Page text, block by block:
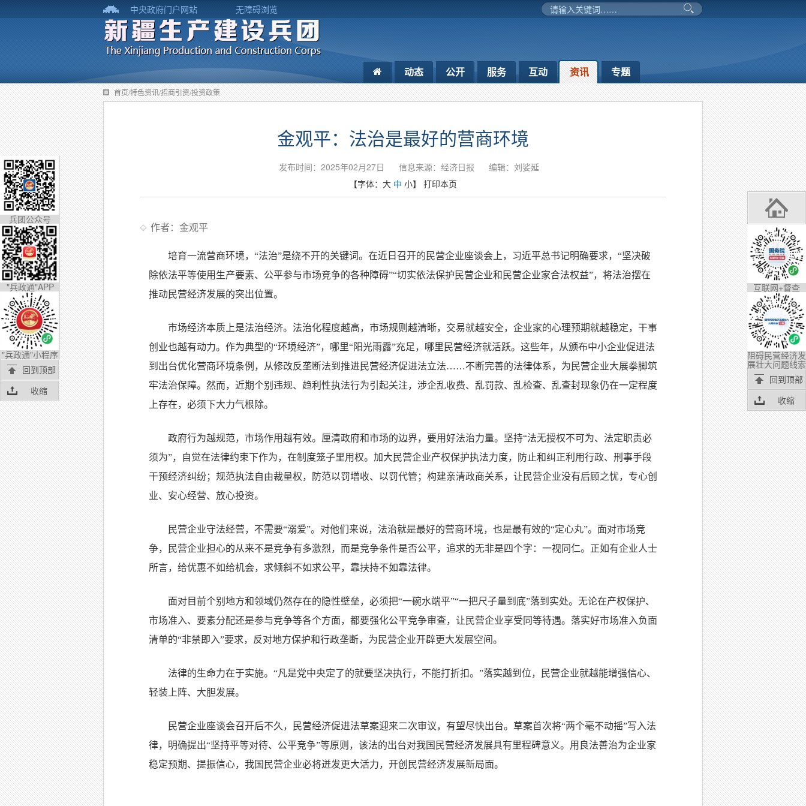
中央政府门户网站 无障碍浏览
动态 公开 服务 互动 资讯 专题
首页/特色资讯/招商引资/投资政策
金观平：法治是最好的营商环境
发布时间：2025年02月27日 信息来源：经济日报
编辑：刘娑延
【字体： 大 中 小】 打印本页
作者：金观平
培育一流营商环境，“法治”是绕不开的关键词。在近日召开的民营企业座谈会上，习近平总书记明确要求，“坚决破
除依法平等使用生产要素、公平参与市场竞争的各种障碍”“切实依法保护民营企业和民营企业家合法权益”，将法治摆在
推动民营经济发展的突出位置。
市场经济本质上是法治经济。法治化程度越高，市场规则越清晰，交易就越安全，企业家的心理预期就越稳定，干事
创业也越有动力。作为典型的“环境经济”，哪里“阳光雨露”充足，哪里民营经济就活跃。这些年，从颁布中小企业促进法
到出台优化营商环境条例，从修改反垄断法到推进民营经济促进法立法……不断完善的法律体系，为民营企业大展拳脚筑
牢法治保障。然而，近期个别违规、趋利性执法行为引起关注，涉企乱收费、乱罚款、乱检查、乱查封现象仍在一定程度
上存在，必须下大力气根除。
政府行为越规范，市场作用越有效。厘清政府和市场的边界，要用好法治力量。坚持“法无授权不可为、法定职责必
须为”，自觉在法律约束下作为，在制度笼子里用权。加大民营企业产权保护执法力度，防止和纠正利用行政、刑事手段
干预经济纠纷；规范执法自由裁量权，防范以罚增收、以罚代管；构建亲清政商关系，让民营企业没有后顾之忧，专心创
业、安心经营、放心投资。
民营企业守法经营，不需要“溺爱”。对他们来说，法治就是最好的营商环境，也是最有效的“定心丸”。面对市场竞
争，民营企业担心的从来不是竞争有多激烈，而是竞争条件是否公平，追求的无非是四个字：一视同仁。正如有企业人士
所言，给优惠不如给机会，求倾斜不如求公平，靠扶持不如靠法律。
面对目前个别地方和领域仍然存在的隐性壁垒，必须把“一碗水端平”“一把尺子量到底”落到实处。无论在产权保护、
市场准入、要素分配还是参与竞争等各个方面，都要强化公平竞争审查，让民营企业享受同等待遇。落实好市场准入负面
清单的“非禁即入”要求，反对地方保护和行政垄断，为民营企业开辟更大发展空间。
法律的生命力在于实施。“凡是党中央定了的就要坚决执行，不能打折扣。”落实越到位，民营企业就越能增强信心、
轻装上阵、大胆发展。
民营企业座谈会召开后不久，民营经济促进法草案迎来二次审议，有望尽快出台。草案首次将“两个毫不动摇”写入法
律，明确提出“坚持平等对待、公平竞争”等原则，该法的出台对我国民营经济发展具有里程碑意义。用良法善治为企业家
稳定预期、提振信心，我国民营企业必将迸发更大活力，开创民营经济发展新局面。
互联网+督查
阻碍民营经济发
展壮大问题线索
回到顶部
收缩
兵团公众号
"兵政通"APP
"兵政通"小程序
回到顶部
收缩